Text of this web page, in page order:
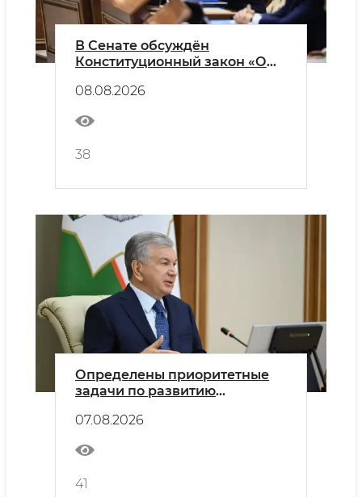
В Сенате обсуждён
Конституционный закон «О
цифровых технологий»
08.08.2026
38
Определены приоритетные
задачи по развитию
интеллекта
07.08.2026
41